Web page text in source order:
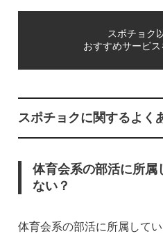
スポチョク
おすすめサービ
スポチョクに関するよく
体育会系の部活に所属
ない？
体育会系の部活に所属して